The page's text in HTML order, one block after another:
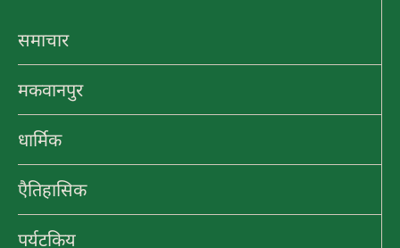
समाचार
मकवानपुर
धार्मिक
एैतिहासिक
पर्यटकिय